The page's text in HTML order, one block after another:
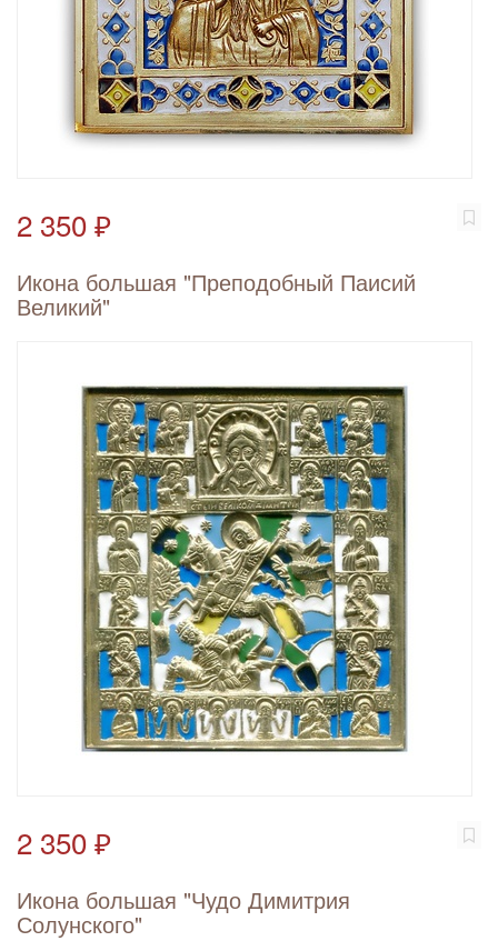
2 350 ₽
Икона большая "Преподобный Паисий
Великий"
2 350 ₽
Икона большая "Чудо Димитрия
Солунского"